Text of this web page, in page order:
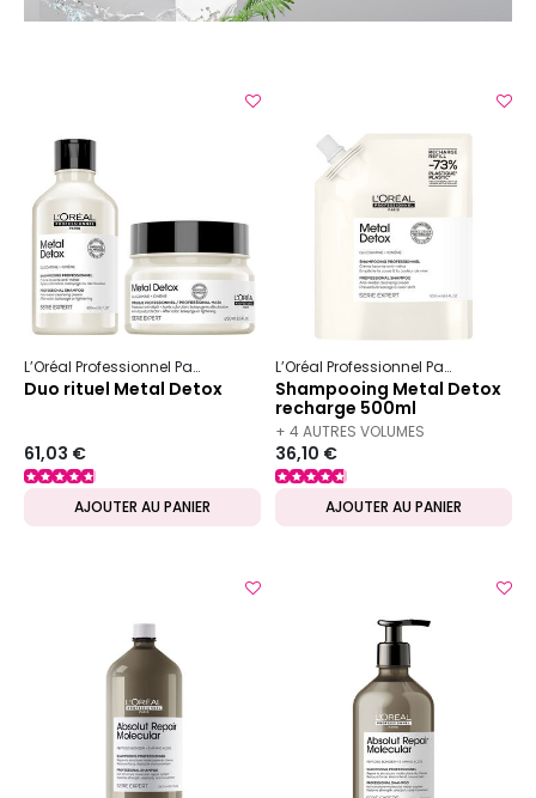
L’Oréal Professionnel Paris Serie Expert Metal Detox
Duo rituel Metal Detox
61,03 €
AJOUTER AU PANIER
L’Oréal Professionnel Paris
Shampooing Metal Detox
recharge 500ml
+ 4 AUTRES VOLUMES
DISPONIBLES
36,10 €
AJOUTER AU PANIER